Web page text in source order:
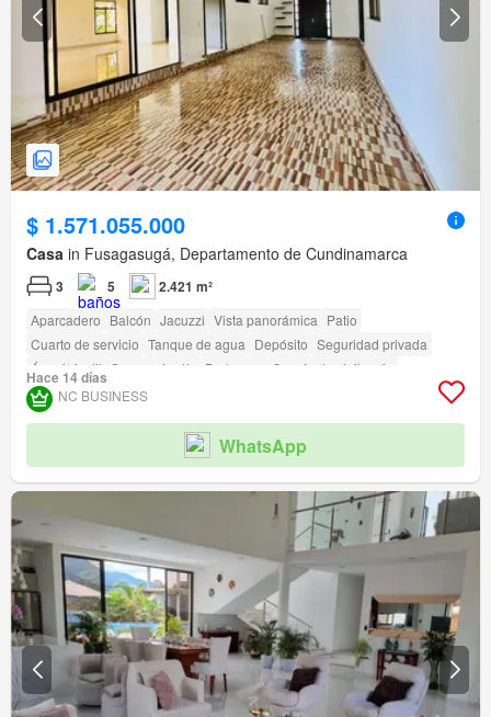
$ 1.571.055.000
Casa in Fusagasugá, Departamento de Cundinamarca
3 5 2.421 m²
Aparcadero Balcón Jacuzzi Vista panorámica Patio
Cuarto de servicio Tanque de agua Depósito Seguridad privada
Área infantil Sauna Jardín Barbecue Caseta de vigilancia
Hace 14 días
NC BUSINESS
WhatsApp